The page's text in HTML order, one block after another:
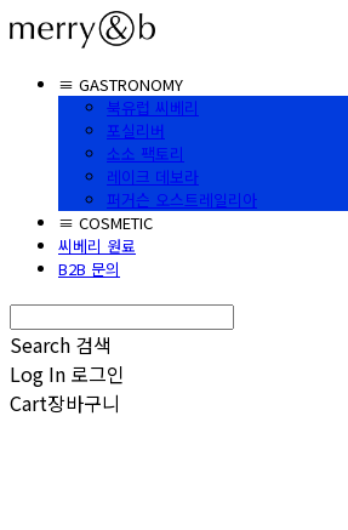
≡ GASTRONOMY
북유럽 씨베리
포실리버
소소 팩토리
레이크 데보라
퍼거슨 오스트레일리아
≡ COSMETIC
씨베리 원료
B2B 문의
Search 검색
Log In 로그인
Cart장바구니